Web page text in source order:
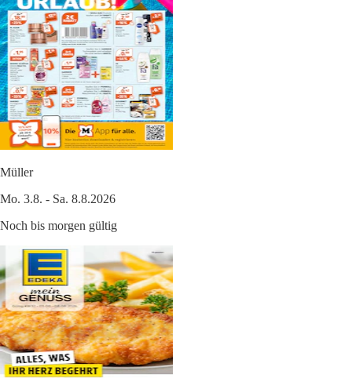
Müller
Mo. 3.8. - Sa. 8.8.2026
Noch bis morgen gültig